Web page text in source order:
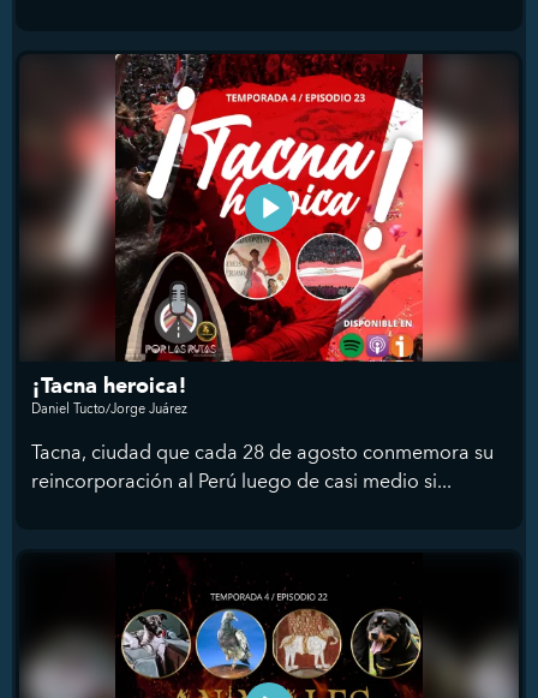
¡Tacna heroica!
Daniel Tucto/Jorge Juárez
Tacna, ciudad que cada 28 de agosto conmemora su
reincorporación al Perú luego de casi medio si...